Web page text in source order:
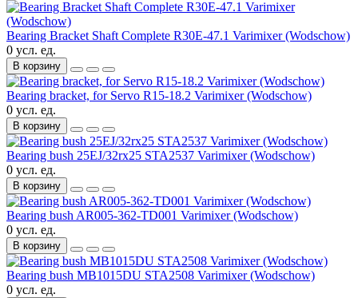
Bearing Bracket Shaft Complete R30E-47.1 Varimixer (Wodschow)
0 усл. ед.
В корзину
Bearing bracket, for Servo R15-18.2 Varimixer (Wodschow)
0 усл. ед.
В корзину
Bearing bush 25EJ/32rx25 STA2537 Varimixer (Wodschow)
0 усл. ед.
В корзину
Bearing bush AR005-362-TD001 Varimixer (Wodschow)
0 усл. ед.
В корзину
Bearing bush MB1015DU STA2508 Varimixer (Wodschow)
0 усл. ед.